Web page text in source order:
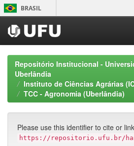
Skip
navigation
BRASIL
Repositório Institucional -
Uberlândia
Instituto de Ciências Agrárias
TCC - Agronomia (Uberlândia)
Please use this identifier to cite or
https://repositorio.ufu.br/